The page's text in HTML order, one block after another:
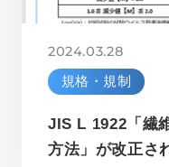
2024.03.28
規格・規制
JIS L 1922「繊
方法」が改正さ